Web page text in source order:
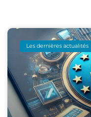
Les dernières actualités